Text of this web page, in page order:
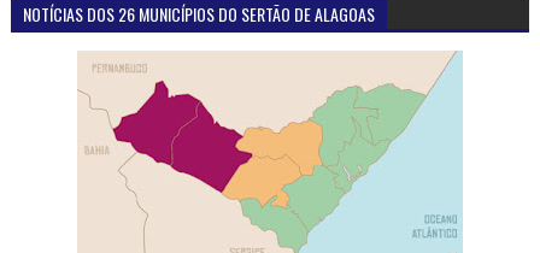
NOTÍCIAS DOS 26 MUNICÍPIOS DO SERTÃO DE ALAGOAS